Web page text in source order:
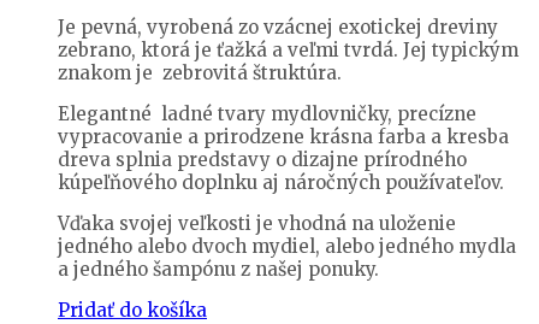
Je pevná, vyrobená zo vzácnej exotickej dreviny
zebrano, ktorá je ťažká a veľmi tvrdá. Jej typickým
znakom je zebrovitá štruktúra.
Elegantné ladné tvary mydlovničky, precízne
vypracovanie a prirodzene krásna farba a kresba
dreva splnia predstavy o dizajne prírodného
kúpeľňového doplnku aj náročných používateľov.
Vďaka svojej veľkosti je vhodná na uloženie
jedného alebo dvoch mydiel, alebo jedného mydla
a jedného šampónu z našej ponuky.
Pridať do košíka